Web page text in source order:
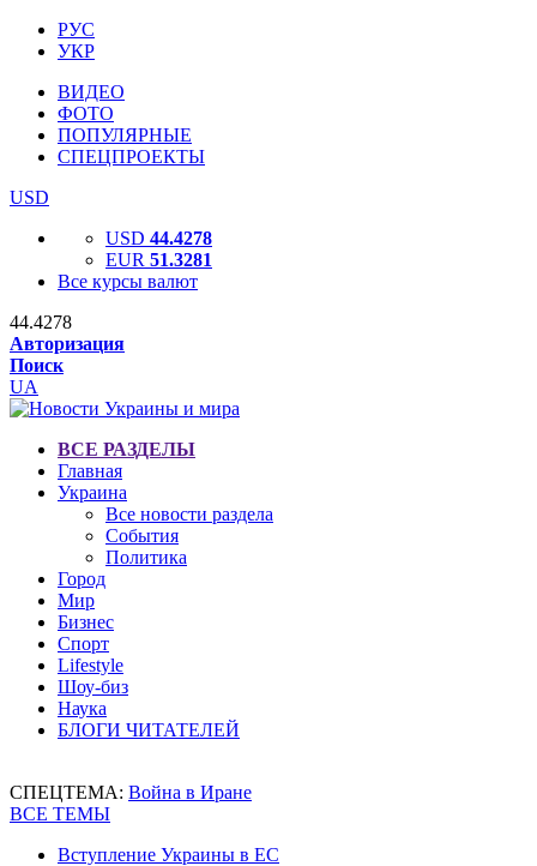
РУС
УКР
ВИДЕО
ФОТО
ПОПУЛЯРНЫЕ
СПЕЦПРОЕКТЫ
USD
USD 44.4278
EUR 51.3281
Все курсы валют
44.4278
Авторизация
Поиск
UA
ВСЕ РАЗДЕЛЫ
Главная
Украина
Все новости раздела
События
Политика
Город
Мир
Бизнес
Спорт
Lifestyle
Шоу-биз
Наука
БЛОГИ ЧИТАТЕЛЕЙ
СПЕЦТЕМА: Война в Иране
ВСЕ ТЕМЫ
Вступление Украины в ЕС